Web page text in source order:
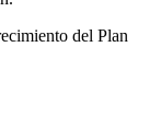
del Plan